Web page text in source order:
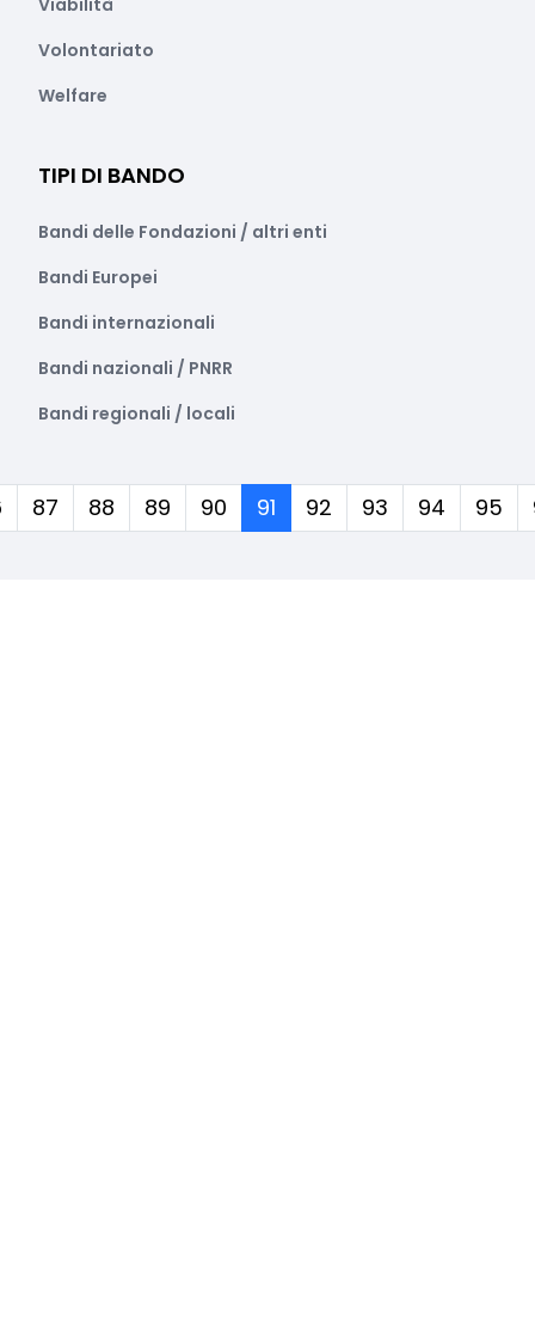
Viabilità
Volontariato
Welfare
TIPI DI BANDO
Bandi delle Fondazioni / altri enti
Bandi Europei
Bandi internazionali
Bandi nazionali / PNRR
Bandi regionali / locali
87 88 89 90 91 (corrente)
92 93 94 95